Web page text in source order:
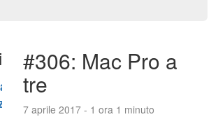
#306: Mac Pro a
tre
7 aprile 2017 - 1 ora 1 minuto